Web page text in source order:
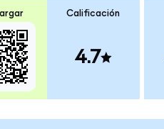
Calificación
4.7